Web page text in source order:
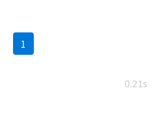
1
0.21s